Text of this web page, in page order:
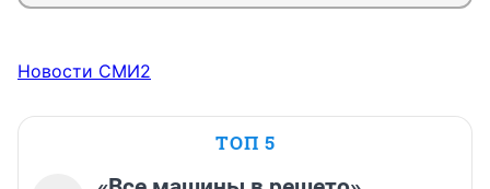
Новости СМИ2
ТОП 5